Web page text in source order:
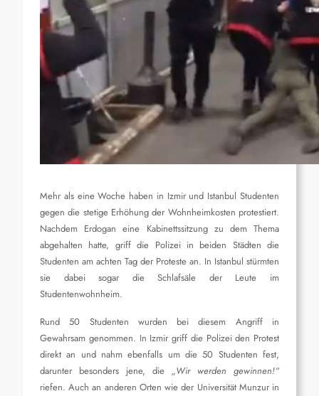
Mehr als eine Woche haben in Izmir und Istanbul Studenten
gegen die stetige Erhöhung der Wohnheimkosten protestiert.
Nachdem Erdogan eine Kabinettssitzung zu dem Thema
abgehalten hatte, griff die Polizei in beiden Städten die
Studenten am achten Tag der Proteste an. In Istanbul stürmten
sie dabei sogar die Schlafsäle der Leute im
Studentenwohnheim.
Rund 50 Studenten wurden bei diesem Angriff in
Gewahrsam genommen. In Izmir griff die Polizei den Protest
direkt an und nahm ebenfalls um die 50 Studenten fest,
darunter besonders jene, die „Wir werden gewinnen!“
riefen. Auch an anderen Orten wie der Universität Munzur in